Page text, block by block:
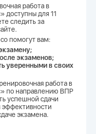
работа в
доступны для 11
следить за
помогут вам:
экзаменов;
уверенными в своих
работа в
по направлению ВПР
успешной сдачи
эффективности
экзамена.